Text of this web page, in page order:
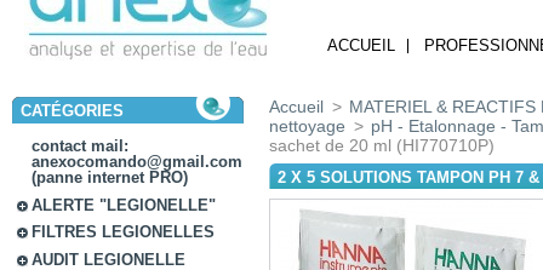
ACCUEIL
CATÉGORIES
contact mail:
anexocomando@gmail.com
(panne internet PRO)
ALERTE "LEGIONELLE"
FILTRES LEGIONELLES
AUDIT LEGIONELLE
Accueil > MATERIEL & REACTIFS
nettoyage > pH - Etalonnage -
sachet de 20 ml (HI770710P)
2 X 5 SOLUTIONS TAMPON PH 7